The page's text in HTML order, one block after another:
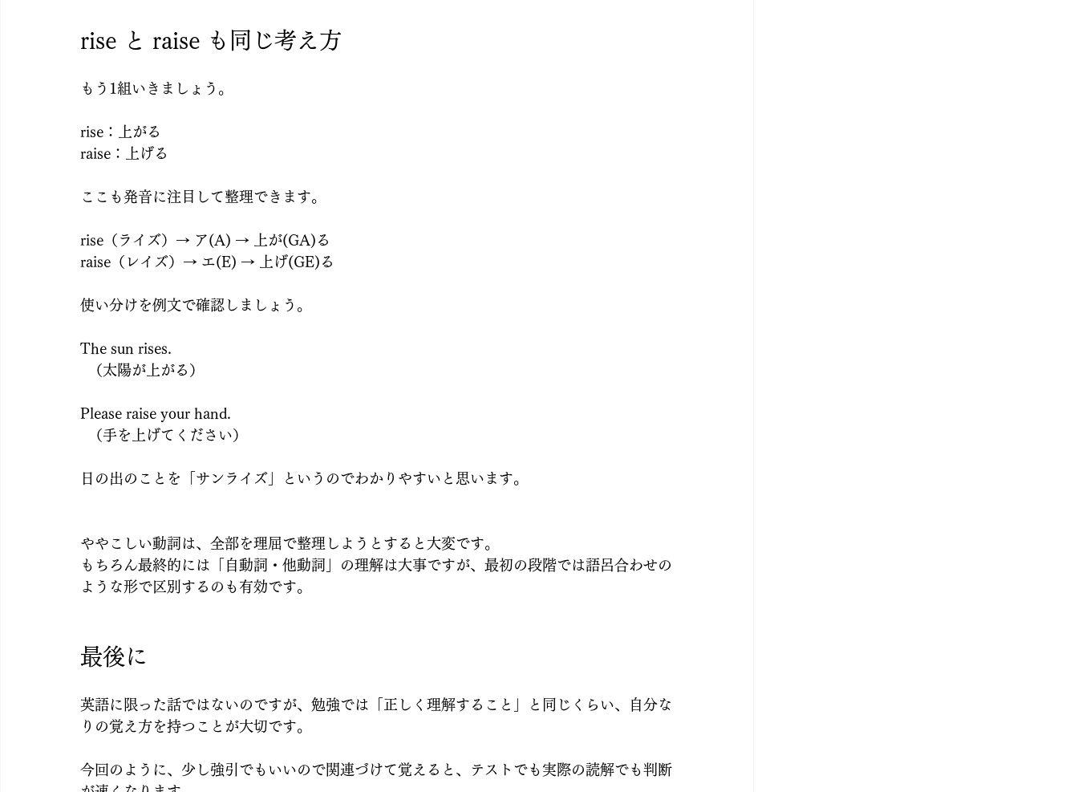
rise と raise も同じ考え方
もう1組いきましょう。
rise：上がる
raise：上げる
ここも発音に注目して整理できます。
rise（ライズ）→ ア(A) → 上が(GA)る
raise（レイズ）→ エ(E) → 上げ(GE)る
使い分けを例文で確認しましょう。
The sun rises.
  （太陽が上がる）
Please raise your hand.
  （手を上げてください）
日の出のことを「サンライズ」というのでわかりやすいと思います。
ややこしい動詞は、全部を理屈で整理しようとすると大変です。
もちろん最終的には「自動詞・他動詞」の理解は大事ですが、最初の段階では語呂合わせの
ような形で区別するのも有効です。
最後に
英語に限った話ではないのですが、勉強では「正しく理解すること」と同じくらい、自分な
りの覚え方を持つことが大切です。
今回のように、少し強引でもいいので関連づけて覚えると、テストでも実際の読解でも判断